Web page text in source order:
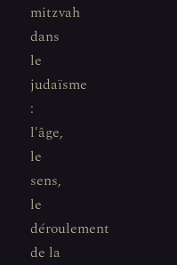
mitzvah
dans
le
judaïsme
:
l'âge,
le
sens,
le
déroulement
de la